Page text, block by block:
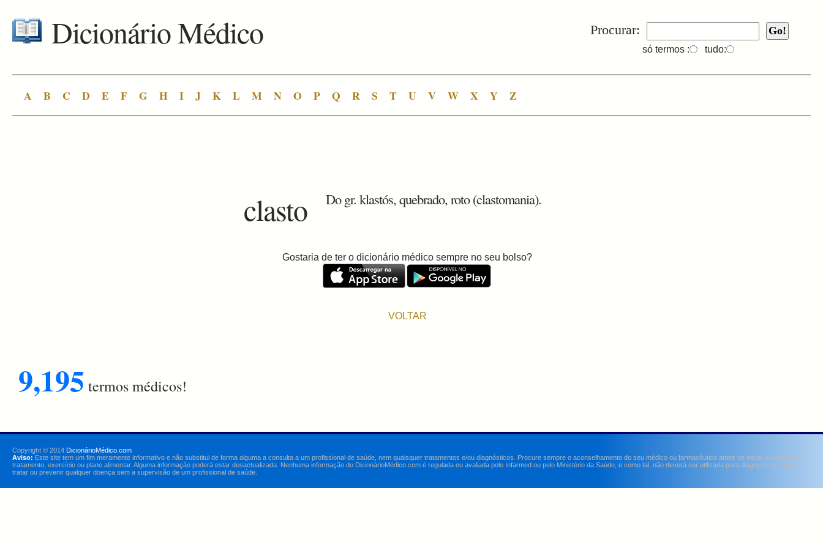
Procurar:
só termos : tudo:
Dicionário Médico
A B C D E F G H I J K L M N O P Q R S T U V W X Y Z
clasto Do gr. klastós, quebrado, roto (clastomania).
Gostaria de ter o dicionário médico sempre no seu bolso?
VOLTAR
9,195 termos médicos!
Copyright © 2014 DicionárioMédico.com
Aviso: Este site tem um fim meramente informativo e não substitui de forma alguma a consulta a um profissional de saúde, nem quaisquer tratamentos e/ou diagnósticos. Procure sempre o aconselhamento do seu médico ou farmacêutico antes de iniciar ou alterar um
tratamento, exercício ou plano alimentar. Alguma informação poderá estar desactualizada. Nenhuma informação do DicionárioMédico.com é regulada ou avaliada pelo Infarmed ou pelo Ministério da Saúde, e como tal, não deverá ser utilizada para diagnosticar, curar,
tratar ou prevenir qualquer doença sem a supervisão de um profissional de saúde.